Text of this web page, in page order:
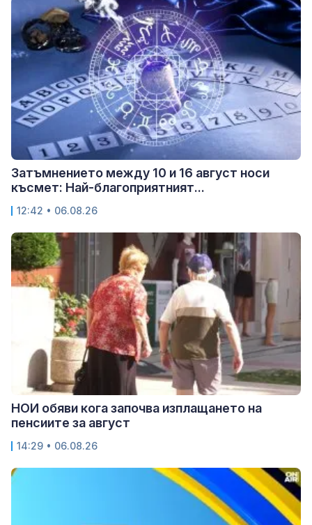
Затъмнението между 10 и 16 август носи
късмет: Най-благоприятният...
12:42 • 06.08.26
НОИ обяви кога започва изплащането на
пенсиите за август
14:29 • 06.08.26